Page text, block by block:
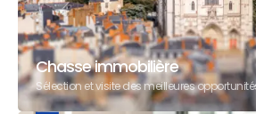
Chasse immobilière
Sélection et visite des meilleures